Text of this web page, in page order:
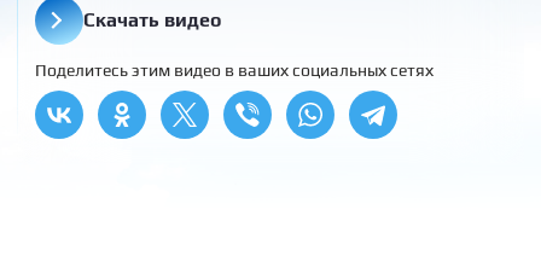
Скачать видео
Поделитесь этим видео в ваших социальных сетях